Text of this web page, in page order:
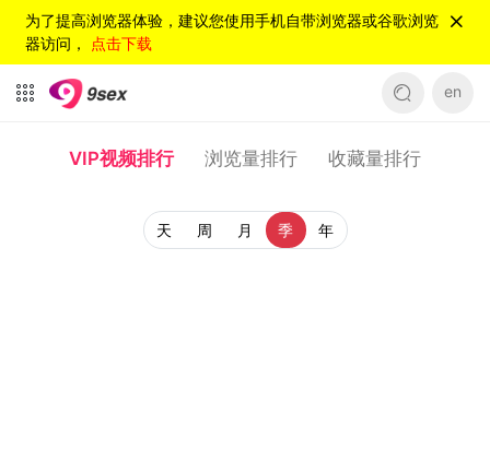
为了提高浏览器体验，建议您使用手机自带浏览器或谷歌浏览
器访问， 点击下载
en
VIP视频排行 浏览量排行 收藏量排行
天 周 月 季 年